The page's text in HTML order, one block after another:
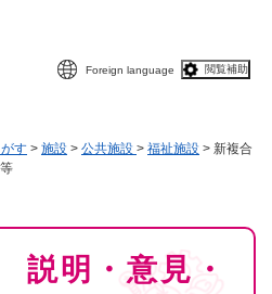
Foreign language 閲覧補助
す > 施設 > 公共施設 > 福祉施設 > 新複合
等
明・意見・